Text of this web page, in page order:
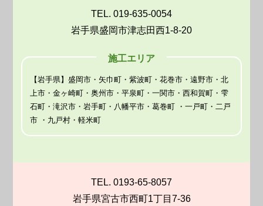
TEL. 019-635-0054
岩手県盛岡市津志田西1-8-20
施工エリア
【岩手県】盛岡市・矢巾町・紫波町・花巻市・遠野市・北
上市・金ヶ崎町・奥州市・平泉町・一関市・西和賀町・雫
石町・滝沢市・岩手町・八幡平市・葛巻町 ・一戸町・二戸
市 ・九戸村・軽米町
TEL. 0193-65-8057
岩手県宮古市西町1丁目7-36